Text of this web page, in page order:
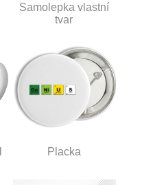
Samolepka vlastní
tvar
Placka